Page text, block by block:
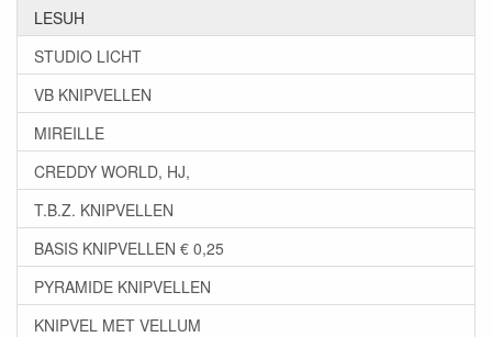
LESUH
STUDIO LICHT
VB KNIPVELLEN
MIREILLE
CREDDY WORLD, HJ,
T.B.Z. KNIPVELLEN
BASIS KNIPVELLEN € 0,25
PYRAMIDE KNIPVELLEN
KNIPVEL MET VELLUM